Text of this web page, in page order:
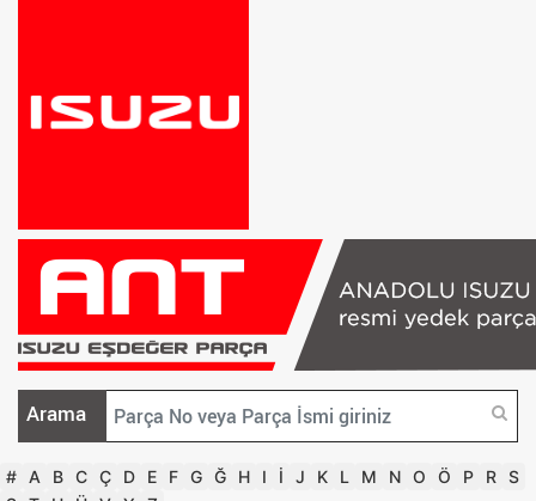
Arama
# A B C Ç D E F G Ğ H I İ J K L M N O Ö P R S